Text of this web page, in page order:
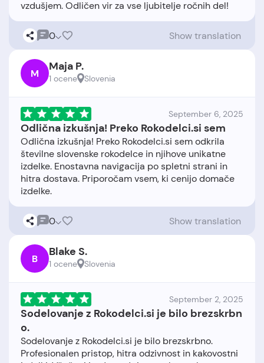
0 Show translation
M Maja P.
1 ocene Slovenia
September 6, 2025
Odlična izkušnja! Preko Rokodelci.si sem
Odlična izkušnja! Preko Rokodelci.si sem odkrila
številne slovenske rokodelce in njihove unikatne
izdelke. Enostavna navigacija po spletni strani in
hitra dostava. Priporočam vsem, ki cenijo domače
0 Show translation
B Blake S.
1 ocene Slovenia
September 2, 2025
Sodelovanje z Rokodelci.si je bilo brezskrbn
o.
Sodelovanje z Rokodelci.si je bilo brezskrbno.
Profesionalen pristop, hitra odzivnost in kakovostni